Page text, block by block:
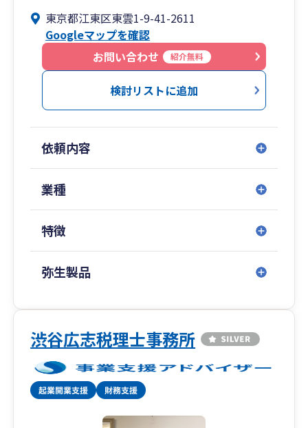
援・開業支援・株式上場支援など、より経営に踏
み込んだサービスを提供しています。
スタートアップ企業、中小企業、フリーランスの
方など、さまざまな業種・業態のお客様の長期的
なパートナーとして、お客様の発展を全力でサポ
ートいたします。中央区・江東区を中心に全国の
東京都江東区東雲1-9-41-2611
Googleマップを確認
お問い合わせ
紹介無料
検討リストに追加
依頼内容
業種
特徴
弥生製品
渋谷広志税理士事務所